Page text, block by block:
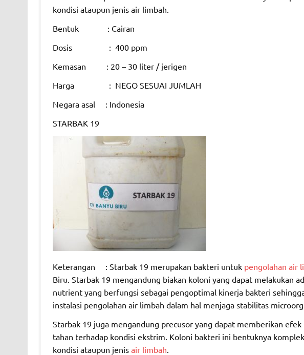
kondisi ataupun jenis air limbah.
Bentuk : Cairan
Dosis : 400 ppm
Kemasan : 20 – 30 liter / jerigen
Harga : NEGO SESUAI JUMLAH
Negara asal : Indonesia
STARBAK 19
Keterangan : Starbak 19 merupakan bakteri untuk pengolahan air
Biru. Starbak 19 mengandung biakan koloni yang dapat melakukan
nutrient yang berfungsi sebagai pengoptimal kinerja bakteri
instalasi pengolahan air limbah dalam hal menjaga stabilitas
Starbak 19 juga mengandung precusor yang dapat memberikan
tahan terhadap kondisi ekstrim. Koloni bakteri ini bentuknya
kondisi ataupun jenisair limbah